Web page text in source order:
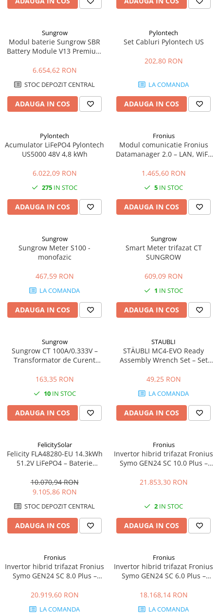
Sungrow
Modul baterie Sungrow SBR
Battery Module V13 Premium
6.654,62 RON
STOC DEPOZIT CENTRAL
ADAUGA IN COS
Pylontech
Set Cabluri Pylontech US
202,80 RON
LA COMANDA
ADAUGA IN COS
Pylontech
Acumulator LiFePO4 Pylontech
US5000 48V 4,8 kWh
6.022,09 RON
275 IN STOC
ADAUGA IN COS
Fronius
Modul comunicatie Fronius
Datamanager 2.0 – LAN, WiFi,
1.465,60 RON
5 IN STOC
ADAUGA IN COS
Sungrow
Sungrow Meter S100 -
monofazic
467,59 RON
LA COMANDA
ADAUGA IN COS
Sungrow
Smart Meter trifazat CT
SUNGROW
609,09 RON
1 IN STOC
ADAUGA IN COS
Sungrow
Sungrow CT 100A/0.333V –
Transformator de Curent
163,35 RON
10IN STOC
ADAUGA IN COS
STAUBLI
STÄUBLI MC4-EVO Ready
Assembly Wrench Set – Set
Conectori Fotovoltaici MC4 și
49,25 RON
LA COMANDA
ADAUGA IN COS
FelicitySolar
Felicity FLA48280-EU 14.3kWh
51.2V LiFePO4 – Baterie
Scalabilă
10.070,94 RON
9.105,86 RON
STOC DEPOZIT CENTRAL
ADAUGA IN COS
Fronius
Invertor hibrid trifazat Fronius
Symo GEN24 SC 10.0 Plus –
98.3%
21.853,30 RON
2 IN STOC
ADAUGA IN COS
Fronius
Invertor hibrid trifazat Fronius
Symo GEN24 SC 8.0 Plus –
98.3%
20.919,60 RON
LA COMANDA
Fronius
Invertor hibrid trifazat Fronius
Symo GEN24 SC 6.0 Plus –
98.3%
18.168,14 RON
LA COMANDA